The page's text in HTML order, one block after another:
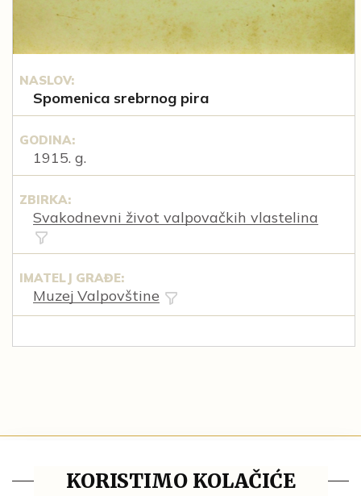
NASLOV:
Spomenica srebrnog pira
GODINA:
1915. g.
ZBIRKA:
Svakodnevni život valpovačkih vlastelina
IMATELJ GRAĐE:
Muzej Valpovštine
Impresum KORISTIMO KOLAČIĆE